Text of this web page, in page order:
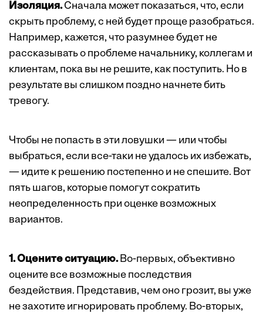
Изоляция.Сначала может показаться, что, если
скрыть проблему, с ней будет проще разобраться.
Например, кажется, что разумнее будет не
рассказывать о проблеме начальнику, коллегам и
клиентам, пока вы не решите, как поступить. Но в
результате вы слишком поздно начнете бить
тревогу.
Чтобы не попасть в эти ловушки — или чтобы
выбраться, если все-таки не удалось их избежать,
— идите к решению постепенно и не спешите. Вот
пять шагов, которые помогут сократить
неопределенность при оценке возможных
вариантов.
1. Оцените ситуацию.Во-первых, объективно
оцените все возможные последствия
бездействия. Представив, чем оно грозит, вы уже
не захотите игнорировать проблему. Во-вторых,